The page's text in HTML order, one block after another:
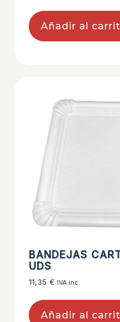
Añadir al
BANDEJAS
UDS
11,35 € IVA inc.
Añadir al